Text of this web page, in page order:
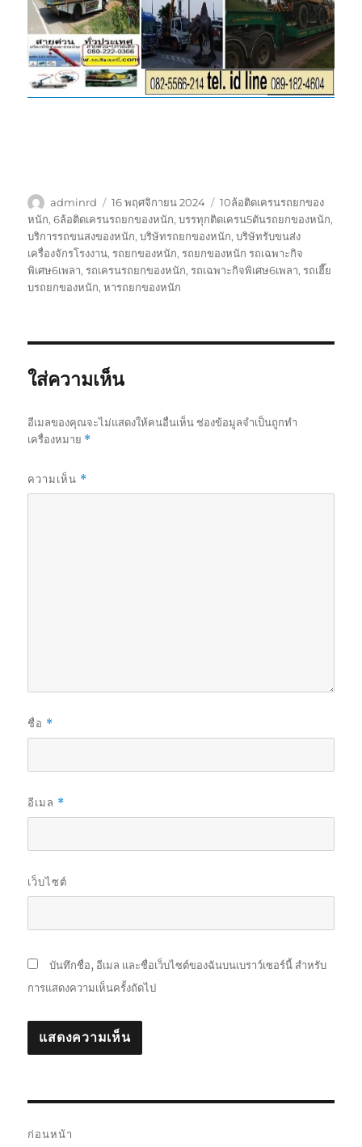
ผู้
เขียน
adminrd
เขียน
เมื่อ
16 พฤศจิกายน 2024
ป้าย
กำกับ
10ล้อติดเครนรถยกของ
หนัก,6ล้อติดเครนรถยกของหนัก,บรรทุกติดเครน5ตันรถยกของหนัก,
บริการรถขนสงของหนัก,บริษัทรถยกของหนัก,บริษัทรับขนส่ง
เครื่องจักรโรงงาน,รถยกของหนัก,รถยกของหนัก รถเฉพาะกิจ
พิเศษ6เพลา,รถเครนรถยกของหนัก,รถเฉพาะกิจพิเศษ6เพลา,รถเฮี๊ย
บรถยกของหนัก,หารถยกของหนัก
ใส่ความเห็น
อีเมลของคุณจะไม่แสดงให้คนอื่นเห็น ช่องข้อมูลจำเป็นถูกทำ
เครื่องหมาย *
ความเห็น *
ชื่อ *
อีเมล *
เว็บไซต์
บันทึกชื่อ, อีเมล และชื่อเว็บไซต์ของฉันบนเบราว์เซอร์นี้ สำหรับ
การแสดงความเห็นครั้งถัดไป
ก่อนหน้า